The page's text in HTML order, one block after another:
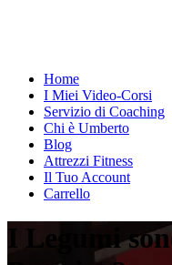
Home
I Miei Video-Corsi
Servizio di Coaching
Chi è Umberto
Blog
Attrezzi Fitness
Il Tuo Account
Carrello
I Legumi